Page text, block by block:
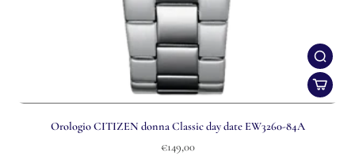
Orologio CITIZEN donna Classic day date EW3260-84A
€149,00